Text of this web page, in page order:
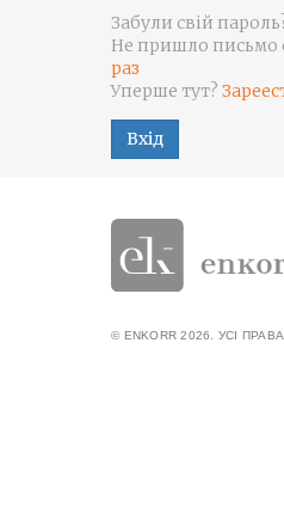
Забули свій
Не пришло письмо
раз
Уперше тут?
Вхід
© ENKORR 2026. УСІ